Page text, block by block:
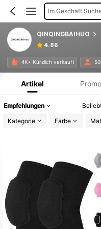
Im Geschäft
QINQINGBAIHUO
4.86
4K+ Kürzlich verkauft
Produktinformation:
Artikel Promo
Empfehlungen
Kategorie
Farbe